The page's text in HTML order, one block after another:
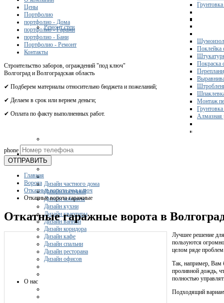
Ремонт стен
Поклейка
Покраска
Монтаж
Грунтовка
Алмазная
Дизайн
Дизайн частного дома
Дизайн гостиной
Дизайн комнаты
Дизайн кухни
Дизайн квартиры
Дизайн ванной
Дизайн коридора
Дизайн кафе
Дизайн спальни
Дизайн ресторана
Дизайн офисов
О нас
Цены
Портфолио
портфолио - Дома
портфолио - Гаражи
портфолио - Бани
Портфолио - Ремонт
Контакты
Строительство заборов, ограждений "под ключ"
Волгоград и Волгоградская область
✔ Подберем материалы относительно бюджета и пожеланий;
✔ Делаем в срок или вернем деньги;
✔ Оплата по факту выполненных работ.
phone
ОТПРАВИТЬ
Главная
Ворота
Откатные ворота под ключ
Откатные ворота гаражные
Откатные гаражные ворота в
Лучшее решение
пользуются
целом ряде
Так, например, Вам
проливной дождь,
полностью
Подходящий